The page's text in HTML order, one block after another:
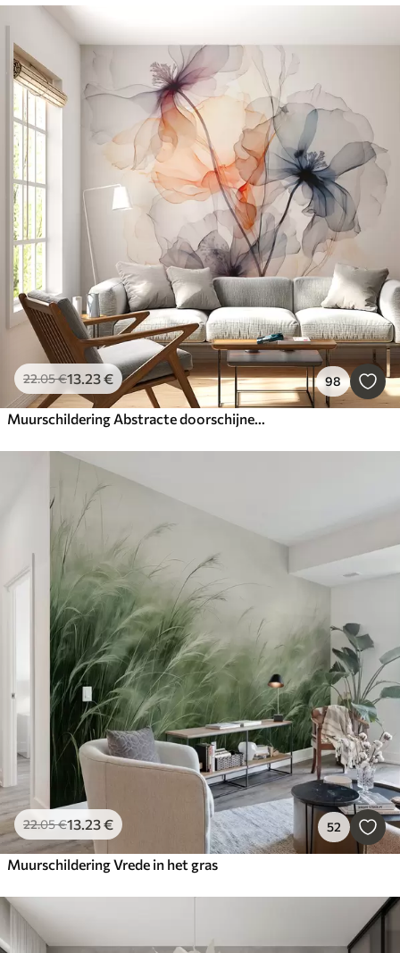
22.05€13.23€ 98
Muurschildering Abstracte doorschijnende bloemen vloeibaar aquarel
22.05€13.23€ 52
Muurschildering Vrede in het gras